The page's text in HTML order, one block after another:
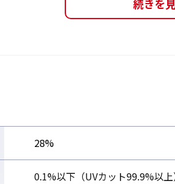
させることで簡単にレンズ
28%
0.1%以下（UVカット99.9%以上